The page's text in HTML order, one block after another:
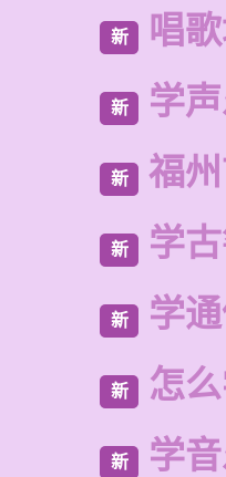
新 唱
新 学
新 福
新 学
新 学
新 怎
新 学